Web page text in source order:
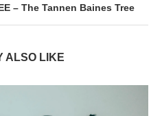
– The Tannen Baines Tree
ALSO LIKE